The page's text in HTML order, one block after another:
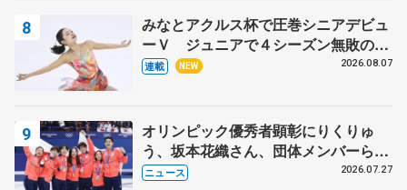
みなとアクルス杯で圧巻シニアデビュ
ーＶ ジュニアで４シーズン無敗の島
田麻央
連載 NEW 2026.08.07
オリンピック優秀者顕彰にりくりゅ
う、坂本花織さん、団体メンバーら
8月7日に文科省が表彰式、ブルーノ・
ニュース 2026.07.27